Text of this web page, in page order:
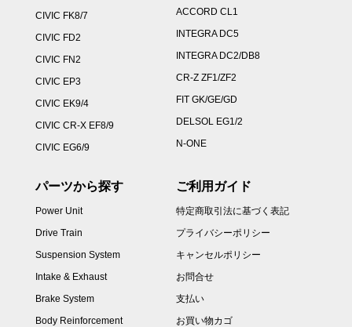
CIVIC FK8/7
CIVIC FD2
CIVIC FN2
CIVIC EP3
CIVIC EK9/4
CIVIC CR-X EF8/9
CIVIC EG6/9
ACCORD CL1
INTEGRA DC5
INTEGRA DC2/DB8
CR-Z ZF1/ZF2
FIT GK/GE/GD
DELSOL EG1/2
N-ONE
パーツから探す
Power Unit
Drive Train
Suspension System
Intake & Exhaust
Brake System
Body Reinforcement
ご利用ガイド
特定商取引法に基づく表記
プライバシーポリシー
キャンセルポリシー
お問合せ
支払い
お買い物カゴ